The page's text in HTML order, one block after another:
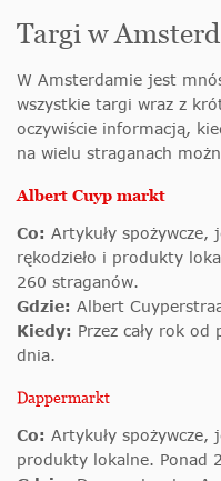
Targi w
W Amsterdamie jest
wszystkie targi wraz z
oczywiście informacją,
na wielu straganach
Albert Cuyp markt
Co: Artykuły spożywcze,
rękodzieło i produkty
260 straganów.
Gdzie: Albert
Kiedy: Przez cały rok
dnia.
Dappermarkt
Co: Artykuły spożywcze,
produkty lokalne. Ponad